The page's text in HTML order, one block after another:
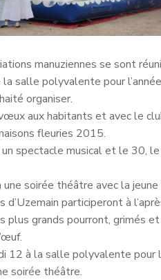
manuziennes se sont
salle polyvalente pour
organiser.
aux habitants et avec le
fleuries 2015.
spectacle musical et le 30,
soirée théâtre avec la
participeront à
grands pourront, grimés
12 à la salle polyvalente
soirée théâtre.